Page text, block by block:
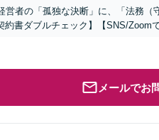
営者の「孤独な決断」に、「法務
書ダブルチェック】【SNS/Zoom
メールでお